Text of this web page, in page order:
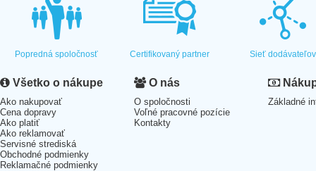
Popredná spoločnosť Certifikovaný partner Sieť dodávateľov
Všetko o nákupe
Ako nakupovať
Cena dopravy
Ako platiť
Ako reklamovať
Servisné strediská
Obchodné podmienky
Reklamačné podmienky
O nás
O spoločnosti
Voľné pracovné pozície
Kontakty
Základné